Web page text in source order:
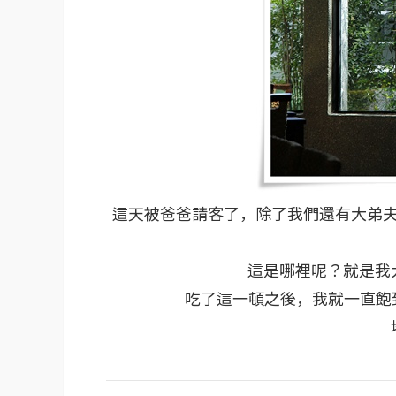
這天被爸爸請客了，除了我們還有大弟
這是哪裡呢？就是我
吃了這一頓之後，我就一直